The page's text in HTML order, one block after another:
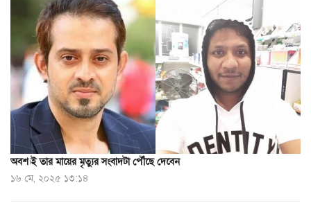
অবশ্যই তার মায়ের মৃত্যুর সংবাদটা পৌঁছে দেবেন
১৬ মে, ২০২৫ ১৩:১৪